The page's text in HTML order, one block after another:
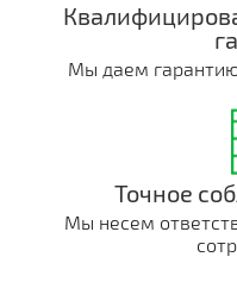
Мы даем
Точное
Мы несем